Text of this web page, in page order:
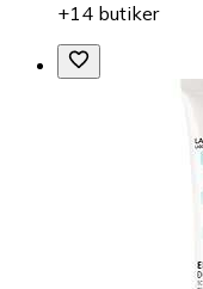
+14 butiker